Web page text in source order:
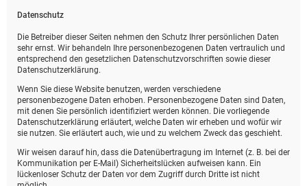
Datenschutz
Die Betreiber dieser Seiten nehmen den Schutz Ihrer persönlichen Daten
sehr ernst. Wir behandeln Ihre personenbezogenen Daten vertraulich und
entsprechend den gesetzlichen Datenschutzvorschriften sowie dieser
Datenschutzerklärung.
Wenn Sie diese Website benutzen, werden verschiedene
personenbezogene Daten erhoben. Personenbezogene Daten sind Daten,
mit denen Sie persönlich identifiziert werden können. Die vorliegende
Datenschutzerklärung erläutert, welche Daten wir erheben und wofür wir
sie nutzen. Sie erläutert auch, wie und zu welchem Zweck das geschieht.
Wir weisen darauf hin, dass die Datenübertragung im Internet (z. B. bei der
Kommunikation per E-Mail) Sicherheitslücken aufweisen kann. Ein
lückenloser Schutz der Daten vor dem Zugriff durch Dritte ist nicht